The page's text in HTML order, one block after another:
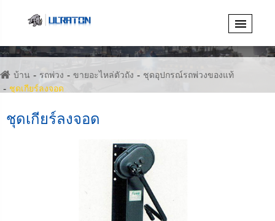
บ้าน รถพ่วง ขายอะไหล่ตัวถัง
ชุดอุปกรณ์รถพ่วงของแท้
ชุดเกียร์ลงจอด
ชุดเกียร์ลงจอด